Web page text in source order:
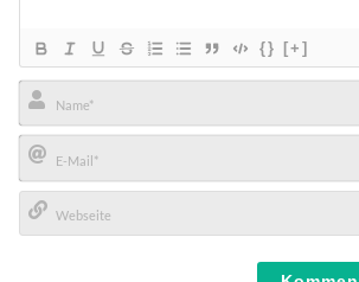
{} [+]
Name*
E-
Mail*